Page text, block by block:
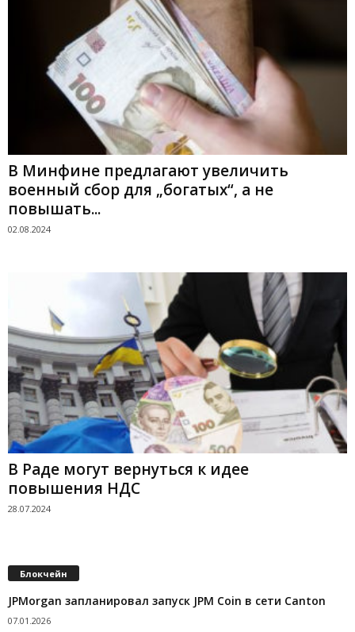
В Минфине предлагают увеличить
военный сбор для „богатых“, а не
повышать...
02.08.2024
В Раде могут вернуться к идее
повышения НДС
28.07.2024
Блокчейн
JPMorgan запланировал запуск JPM Coin в сети Canton
07.01.2026